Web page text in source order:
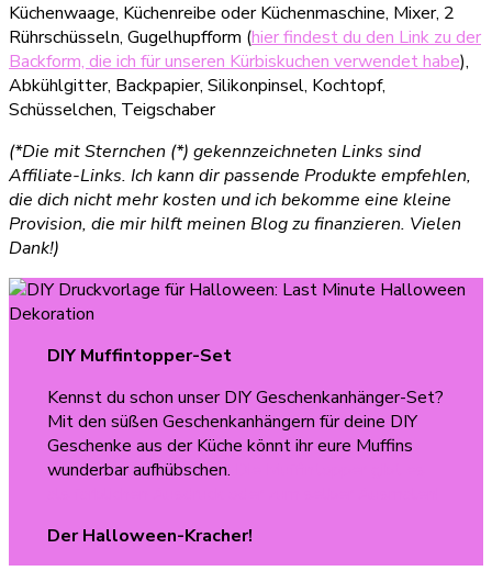
Küchenwaage, Küchenreibe oder Küchenmaschine, Mixer, 2
Rührschüsseln, Gugelhupfform (hier findest du den Link zu der
Backform, die ich für unseren Kürbiskuchen verwendet habe),
Abkühlgitter, Backpapier, Silikonpinsel, Kochtopf,
Schüsselchen, Teigschaber
(*Die mit Sternchen (*) gekennzeichneten Links sind
Affiliate-Links. Ich kann dir passende Produkte empfehlen,
die dich nicht mehr kosten und ich bekomme eine kleine
Provision, die mir hilft meinen Blog zu finanzieren. Vielen
Dank!)
DIY Muffintopper-Set
Kennst du schon unser DIY Geschenkanhänger-Set?
Mit den süßen Geschenkanhängern für deine DIY
Geschenke aus der Küche könnt ihr eure Muffins
wunderbar aufhübschen.
Der Halloween-Kracher!